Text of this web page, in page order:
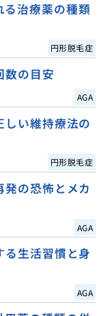
治療薬の種類
円形脱毛症
数の目安
AGA
しい維持療法の
円形脱毛症
の恐怖とメカ
AGA
る生活習慣と身
AGA